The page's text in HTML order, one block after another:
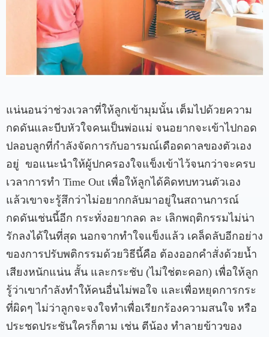
แน่นอนว่าช่วงเวลาที่ให้ลูกเข้ามุมนั้น เต็มไปด้วยความ
กดดันและบีบหัวใจคนเป็นพ่อแม่ จนอยากจะเข้าไปกอด
ปลอบลูกที่กำลังจัดการกับอารมณ์เดือดดาลของตัวเอง
อยู่ ขอแนะนำให้ผู้ปกครองใจแข็งเข้าไว้จนกว่าจะครบ
เวลาการทำ Time Out เพื่อให้ลูกได้คิดทบทวนตัวเอง
แล้วเขาจะรู้สึกว่าไม่อยากกลับมาอยู่ในสถานการณ์
กดดันเช่นนี้อีก กระทั่งอยากลด ละ เลิกพฤติกรรมไม่น่า
รักลงได้ในที่สุด นอกจากทำใจแข็งแล้ว เคล็ดลับอีกอย่าง
ของการปรับพติกรรมด้วยวิธีนี้คือ ต้องออกคำสั่งด้วยน้ำ
เสียงหนักแน่น สั้น และกระชับ (ไม่ใช่ตะคอก) เพื่อให้ลูก
รู้ว่าเขากำลังทำให้คนอื่นไม่พอใจ และเพื่อหยุดการกระ
ที่ผิดๆ ไม่ว่าลูกจะจงใจทำเพื่อเรียกร้องความสนใจ หรือ
ประชดประชันใครก็ตาม เช่น ตีน้อง ทำลายข้าวของ